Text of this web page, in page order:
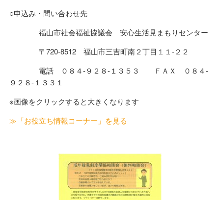
○申込み・問い合わせ先
福山市社会福祉協議会 安心生活見まもりセンター
〒720-8512 福山市三吉町南２丁目１１-２２
電話 ０８４-９２８-１３５３ ＦＡＸ ０８４-
９２８-１３３１
※画像をクリックすると大きくなります
≫「お役立ち情報コーナー」を見る